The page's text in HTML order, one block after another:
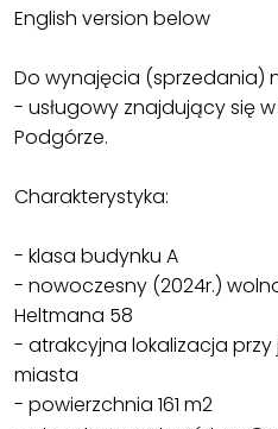
English version below
Do wynajęcia (sprzedania)
- usługowy znajdujący się
Podgórze.
Charakterystyka:
- klasa budynku A
- nowoczesny (2024r.)
Heltmana 58
- atrakcyjna lokalizacja przy
miasta
- powierzchnia 161 m2